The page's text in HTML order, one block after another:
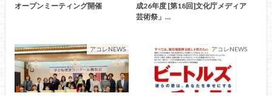
オープンミーティング開催
成26年度 [第18回]文化庁メディア
芸術祭」…
アコレNEWS アコレNEWS